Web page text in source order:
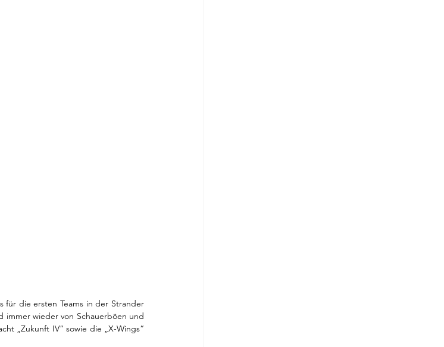
die ersten Teams in der Strander
immer wieder von Schauerböen und
„Zukunft IV“ sowie die „X-Wings“